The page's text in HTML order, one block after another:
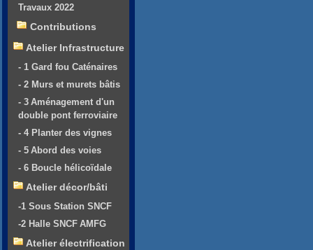
Travaux 2022
Contributions
Atelier Infrastructure
- 1 Gard fou Caténaires
- 2 Murs et murets bâtis
- 3 Aménagement d'un
double pont ferroviaire
- 4 Planter des vignes
- 5 Abord des voies
- 6 Boucle hélicoïdale
Atelier décor/bâti
-1 Sous Station SNCF
-2 Halle SNCF AMFG
Atelier électrification